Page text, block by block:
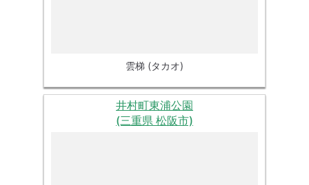
雲梯 (タカオ)
井村町東浦公園
(三重県 松阪市)